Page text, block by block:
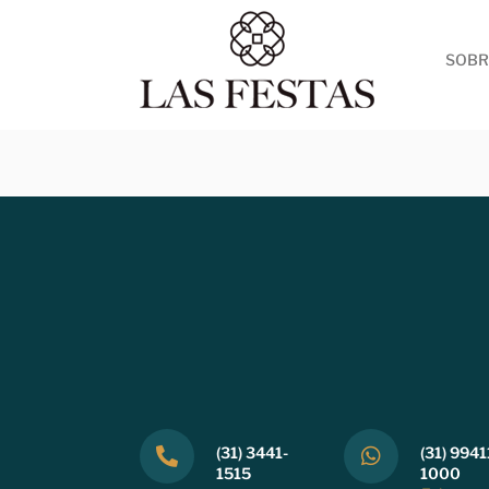
(31) 3441-
1515
(31)
1000